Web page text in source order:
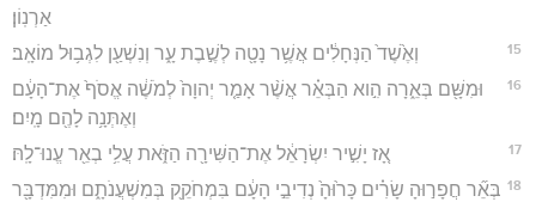
אַרְנֽוֹן׃
15 וְאֶ֙שֶׁד֙ הַנְּחָלִ֔ים אֲשֶׁ֥ר נָטָ֖ה לְשֶׁ֣בֶת עָ֑ר וְנִשְׁעַ֖ן לִגְב֥וּל מוֹאָֽב׃
16
וּמִשָּׁ֖ם בְּאֵ֑רָה הִ֣וא הַבְּאֵ֗ר אֲשֶׁ֨ר אָמַ֤ר יְהוָה֙ לְמֹשֶׁ֔ה אֱסֹף֙ אֶת־הָעָ֔ם
וְאֶתְּנָ֥ה לָהֶ֖ם מָֽיִם׃
17 אָ֚ז יָשִׁ֣יר יִשְׂרָאֵ֔ל אֶת־הַשִּׁירָ֖ה הַזֹּ֑את עֲלִ֥י בְאֵ֖ר עֱנוּ־לָֽהּ׃
18 בְּאֵ֞ר חֲפָר֣וּהָ שָׂרִ֗ים כָּר֙וּהָ֙ נְדִיבֵ֣י הָעָ֔ם בִּמְחֹקֵ֖ק בְּמִשְׁעֲנֹתָ֑ם וּמִמִּדְבָּ֖ר